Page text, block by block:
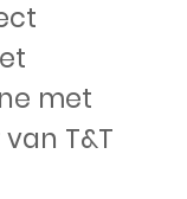
met
T&T